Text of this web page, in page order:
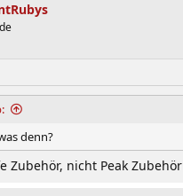
denn?
Zubehör, nicht Peak Zubehör